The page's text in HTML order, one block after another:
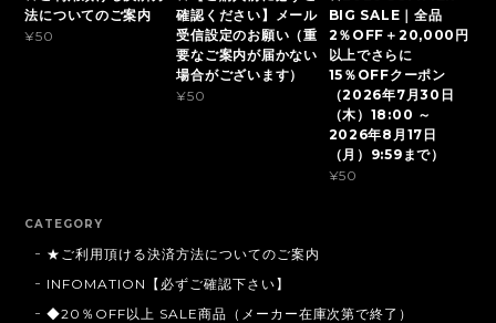
法についてのご案内
¥50
確認ください】メール
受信設定のお願い（重
要なご案内が届かない
場合がございます）
¥50
BIG SALE｜全品
2％OFF＋20,000円
以上でさらに
15％OFFクーポン
（2026年7月30日
（木）18:00 ～
2026年8月17日
（月）9:59まで）
¥50
CATEGORY
★ご利用頂ける決済方法についてのご案内
INFOMATION【必ずご確認下さい】
◆20％OFF以上 SALE商品（メーカー在庫次第で終了）